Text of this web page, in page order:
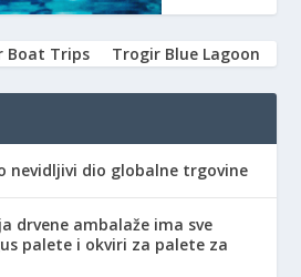
Boat Trips Trogir Blue Lagoon
nevidljivi dio globalne trgovine
drvene ambalaže ima sve
palete i okviri za palete za